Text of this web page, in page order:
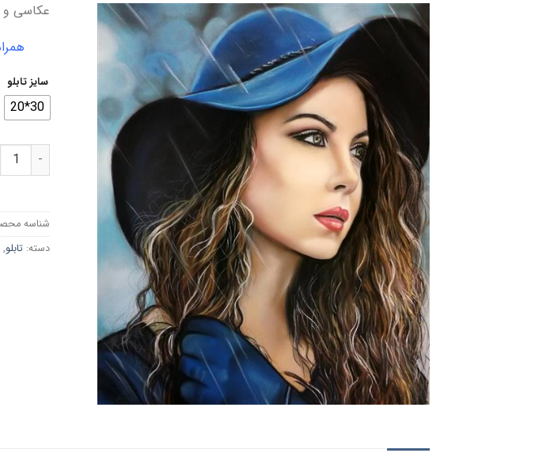
عکاسی و
سایز تابلو
30*20
تابلو
شناسه
دسته: تابلو,